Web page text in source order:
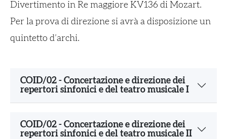
Divertimento in Re maggiore KV136 di Mozart.
Per la prova di direzione si avrà a disposizione un
quintetto d’archi.
COID/02 - Concertazione e direzione dei
repertori sinfonici e del teatro musicale I
COID/02 - Concertazione e direzione dei
repertori sinfonici e del teatro musicale II